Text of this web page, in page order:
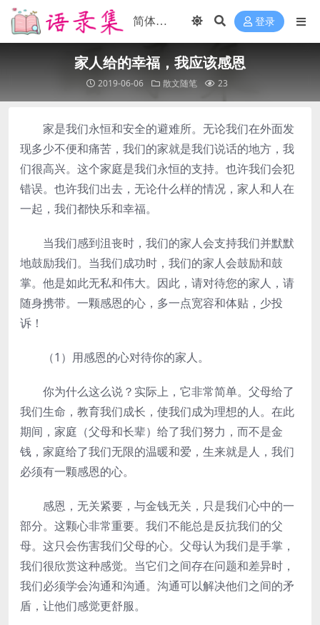
登录
家人给的幸福，我应该感恩
2019-06-06 散文随笔 23
家是我们永恒和安全的避难所。无论我们在外面发
现多少不便和痛苦，我们的家就是我们说话的地方，我
们很高兴。这个家庭是我们永恒的支持。也许我们会犯
错误。也许我们出去，无论什么样的情况，家人和人在
一起，我们都快乐和幸福。
当我们感到沮丧时，我们的家人会支持我们并默默
地鼓励我们。当我们成功时，我们的家人会鼓励和鼓
掌。他是如此无私和伟大。因此，请对待您的家人，请
随身携带。一颗感恩的心，多一点宽容和体贴，少投
诉！
（1）用感恩的心对待你的家人。
你为什么这么说？实际上，它非常简单。父母给了
我们生命，教育我们成长，使我们成为理想的人。在此
期间，家庭（父母和长辈）给了我们努力，而不是金
钱，家庭给了我们无限的温暖和爱，生来就是人，我们
必须有一颗感恩的心。
感恩，无关紧要，与金钱无关，只是我们心中的一
部分。这颗心非常重要。我们不能总是反抗我们的父
母。这只会伤害我们父母的心。父母认为我们是手掌，
我们很欣赏这种感觉。当它们之间存在问题和差异时，
我们必须学会沟通和沟通。沟通可以解决他们之间的矛
盾，让他们感觉更舒服。